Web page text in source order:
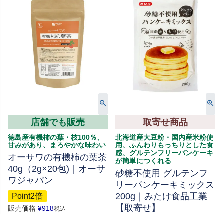
店舗でも販売
徳島産有機柿の葉・枝100％、
甘みがあり、まろやかな味わい
オーサワの有機柿の葉茶
40g（2g×20包)｜オーサ
ワジャパン
Point2倍
販売価格 ¥918税込
取寄せ商品
北海道産大豆粉・国内産米粉使
用、ふんわりもっちりとした食
感、グルテンフリーパンケーキ
が簡単につくれる
砂糖不使用 グルテンフ
リーパンケーキミックス
200g｜みたけ食品工業
【取寄せ】